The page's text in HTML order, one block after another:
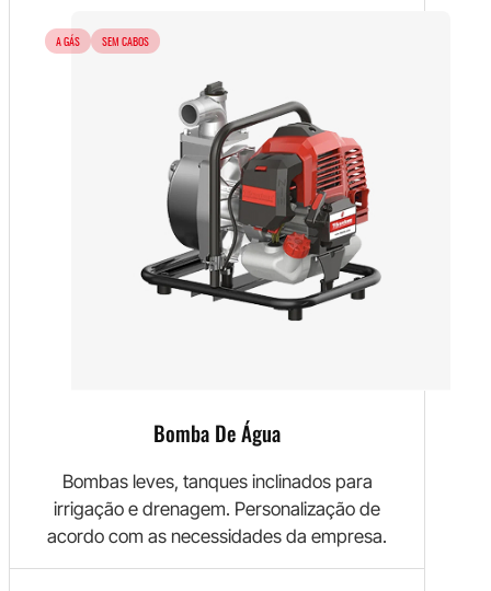
A GÁS SEM CABOS
Bomba De Água
Bombas leves, tanques inclinados para
irrigação e drenagem. Personalização de
acordo com as necessidades da empresa.